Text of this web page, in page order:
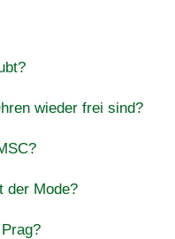
wieder frei sind?
der Mode?